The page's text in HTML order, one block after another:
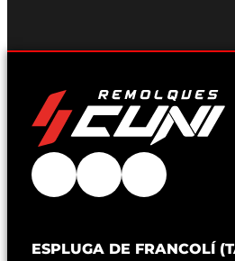
ESPLUGA DE FRANCOLÍ